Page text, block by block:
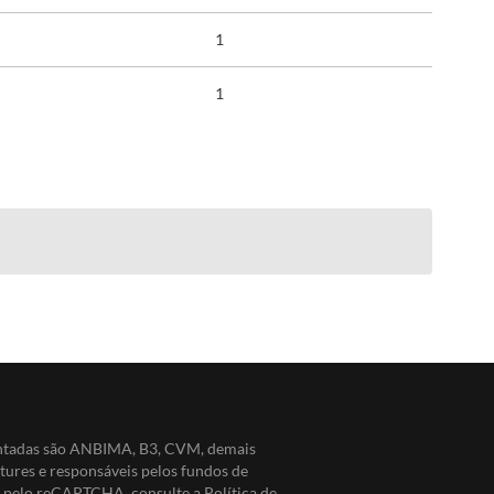
1
1
são ANBIMA, B3, CVM, demais
e responsáveis pelos fundos de